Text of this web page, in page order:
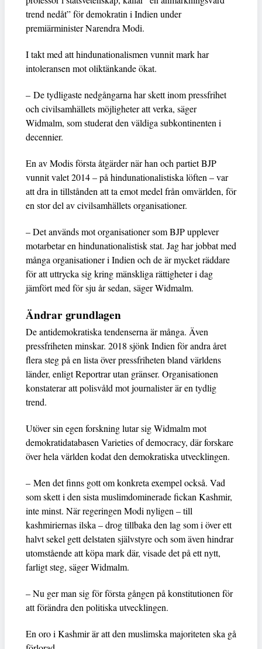
trend nedåt” för demokratin i Indien under
premiärminister Narendra Modi.
I takt med att hindunationalismen vunnit mark har
intoleransen mot oliktänkande ökat.
– De tydligaste nedgångarna har skett inom pressfrihet
och civilsamhällets möjligheter att verka, säger
Widmalm, som studerat den väldiga subkontinenten i
decennier.
En av Modis första åtgärder när han och partiet BJP
vunnit valet 2014 – på hindunationalistiska löften – var
att dra in tillstånden att ta emot medel från omvärlden, för
en stor del av civilsamhällets organisationer.
– Det används mot organisationer som BJP upplever
motarbetar en hindunationalistisk stat. Jag har jobbat med
många organisationer i Indien och de är mycket räddare
för att uttrycka sig kring mänskliga rättigheter i dag
jämfört med för sju år sedan, säger Widmalm.
Ändrar grundlagen
De antidemokratiska tendenserna är många. Även
pressfriheten minskar. 2018 sjönk Indien för andra året
flera steg på en lista över pressfriheten bland världens
länder, enligt Reportrar utan gränser. Organisationen
konstaterar att polisvåld mot journalister är en tydlig
trend.
Utöver sin egen forskning lutar sig Widmalm mot
demokratidatabasen Varieties of democracy, där forskare
över hela världen kodat den demokratiska utvecklingen.
– Men det finns gott om konkreta exempel också. Vad
som skett i den sista muslimdominerade fickan Kashmir,
inte minst. När regeringen Modi nyligen – till
kashmiriernas ilska – drog tillbaka den lag som i över ett
halvt sekel gett delstaten självstyre och som även hindrar
utomstående att köpa mark där, visade det på ett nytt,
farligt steg, säger Widmalm.
– Nu ger man sig för första gången på konstitutionen för
att förändra den politiska utvecklingen.
En oro i Kashmir är att den muslimska majoriteten ska gå